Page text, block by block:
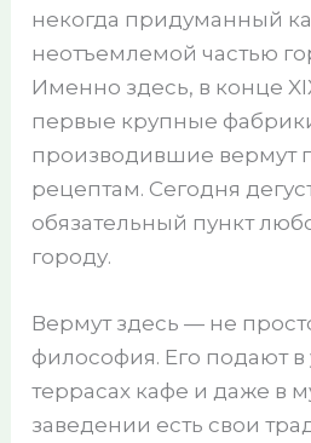
некогда придуманный
неотъемлемой частью
Именно здесь, в конце
первые крупные
производившие вермут
рецептам. Сегодня
обязательный пункт
городу.
Вермут здесь — не
философия. Его подают в
террасах кафе и даже в
заведении есть свои